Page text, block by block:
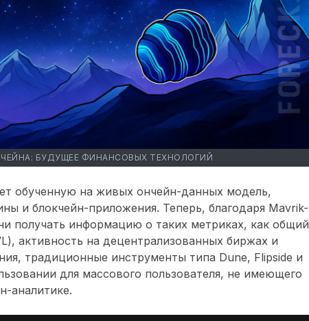
БУДУЩЕЕ ФИНАНСОВЫХ ТЕХНОЛОГИЙ
обученную на живых ончейн-данных модель,
и блокчейн-приложения. Теперь, благодаря Mavrik-
получать информацию о таких метриках, как общий
активность на децентрализованных биржах и
традиционные инструменты типа Dune, Flipside и
для массового пользователя, не имеющего
аналитике.